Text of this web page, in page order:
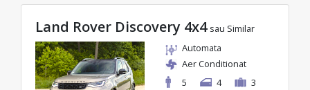
Land Rover Discovery 4x4 sau Similar
Automata
Aer Conditionat
5
4 3